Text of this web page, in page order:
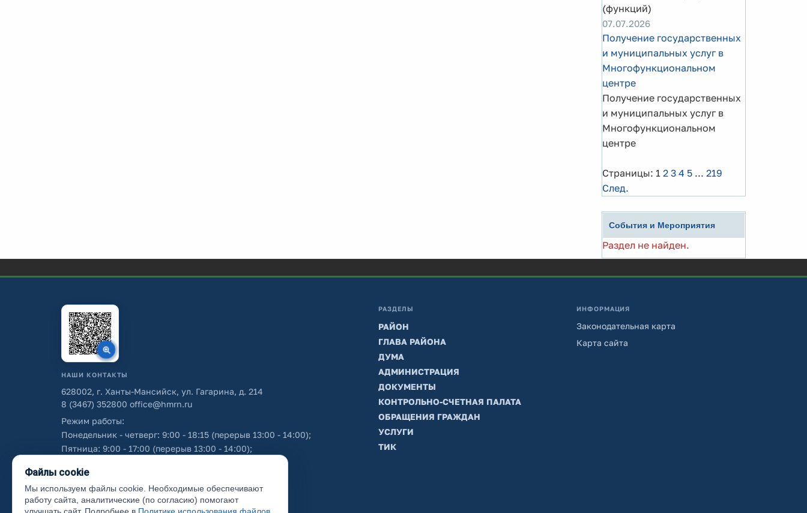
(функций)
07.07.2026
Получение государственных
и муниципальных услуг в
Многофункциональном
центре
Получение государственных
и муниципальных услуг в
Многофункциональном
центре
Страницы: 1 2 3 4 5 ... 219
След.
События и Мероприятия
Раздел не найден.
НАШИ КОНТАКТЫ
628002, г. Ханты-Мансийск, ул. Гагарина, д. 214
8 (3467) 352800 office@hmrn.ru
Режим работы:
Понедельник - четверг: 9:00 - 18:15 (перерыв 13:00 - 14:00);
Пятница: 9:00 - 17:00 (перерыв 13:00 - 14:00);
Об использовании персональных данных
РАЗДЕЛЫ
РАЙОН
ГЛАВА РАЙОНА
ДУМА
АДМИНИСТРАЦИЯ
ДОКУМЕНТЫ
КОНТРОЛЬНО-СЧЕТНАЯ ПАЛАТА
ОБРАЩЕНИЯ ГРАЖДАН
УСЛУГИ
ТИК
ИНФОРМАЦИЯ
Законодательная карта
Карта сайта
Файлы cookie
Мы используем файлы cookie. Необходимые обеспечивают
работу сайта, аналитические (по согласию) помогают